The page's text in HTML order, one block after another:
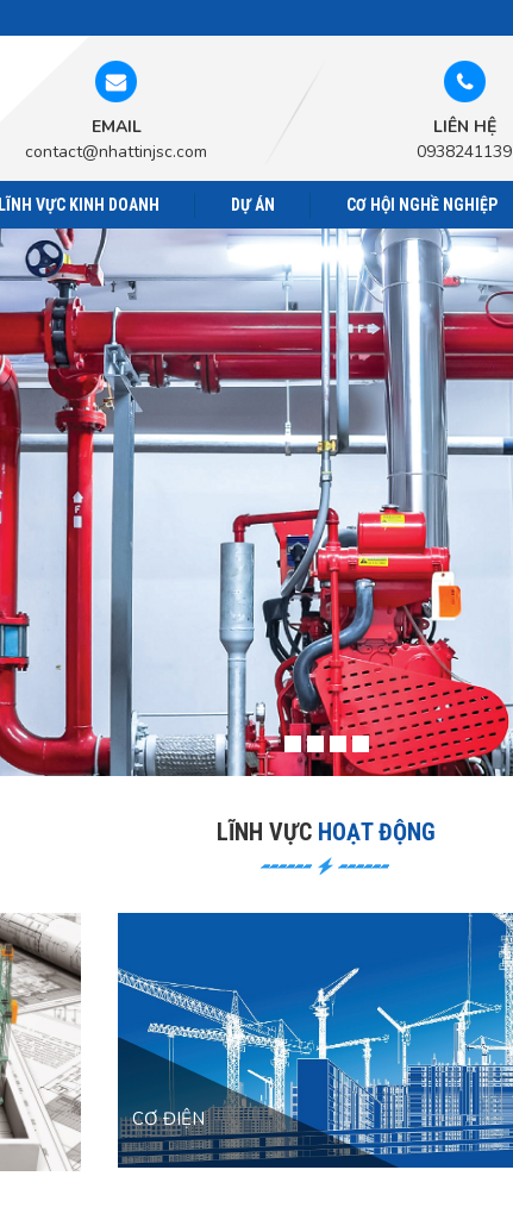
EMAIL
contact@nhattinjsc.com
LIÊN HỆ
0938241139
LĨNH VỰC KINH DOANH DỰ ÁN CƠ HỘI NGHỀ NGHIỆP
LĨNH VỰC HOẠT ĐỘNG
CƠ ĐIỆN